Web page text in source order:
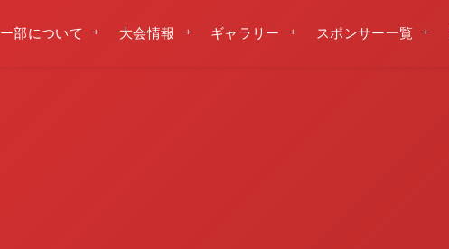
部について 大会情報 ギャラリー スポンサー一覧